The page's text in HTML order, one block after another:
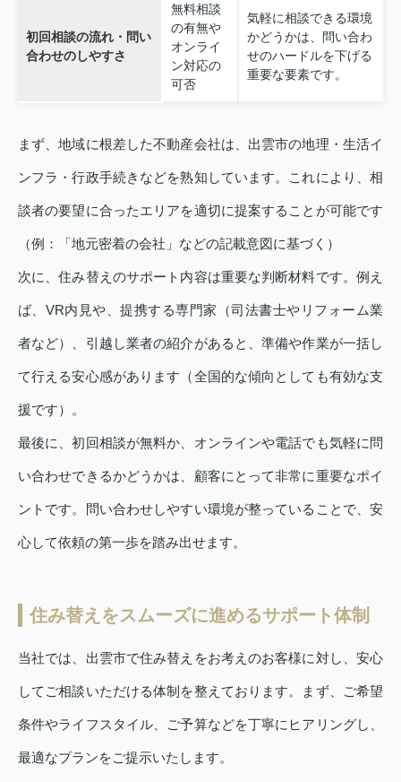
初回相談の流れ・問い
合わせのしやすさ
無料相談
の有無や
オンライ
ン対応の
可否
気軽に相談できる環境
かどうかは、問い合わ
せのハードルを下げる
重要な要素です。
まず、地域に根差した不動産会社は、出雲市の地理・生活イ
ンフラ・行政手続きなどを熟知しています。これにより、相
談者の要望に合ったエリアを適切に提案することが可能です
（例：「地元密着の会社」などの記載意図に基づく）
次に、住み替えのサポート内容は重要な判断材料です。例え
ば、VR内見や、提携する専門家（司法書士やリフォーム業
者など）、引越し業者の紹介があると、準備や作業が一括し
て行える安心感があります（全国的な傾向としても有効な支
援です）。
最後に、初回相談が無料か、オンラインや電話でも気軽に問
い合わせできるかどうかは、顧客にとって非常に重要なポイ
ントです。問い合わせしやすい環境が整っていることで、安
心して依頼の第一歩を踏み出せます。
住み替えをスムーズに進めるサポート体制
当社では、出雲市で住み替えをお考えのお客様に対し、安心
してご相談いただける体制を整えております。まず、ご希望
条件やライフスタイル、ご予算などを丁寧にヒアリングし、
最適なプランをご提示いたします。